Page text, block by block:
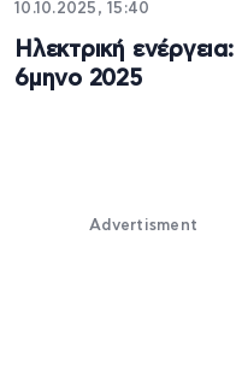
10.10.2025, 15:40
Ηλεκτρική
6μηνο 2025
Advertisment